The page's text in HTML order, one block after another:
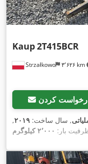
Strzałkowo ۳٬۶۲۶ km
Kaup2T415BCR
کردن
, سال ساخت: ۲۰۱۹,
بار: ۲٬۰۰۰ کیلوگرم